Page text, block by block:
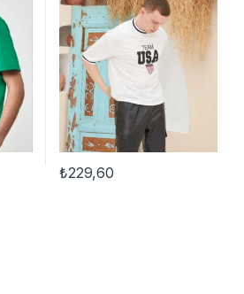
varyasyonu var. Seçenekler ürün
₺229,60
Bu ürünün birden fazla